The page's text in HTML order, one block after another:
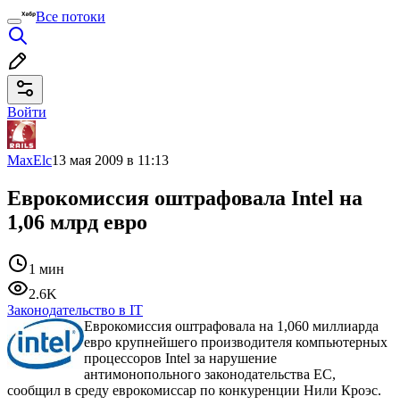
Все потоки
Войти
MaxElc13 мая 2009 в 11:13
Еврокомиссия оштрафовала Intel на
1,06 млрд евро
1 мин
2.6K
Законодательство в IT
Еврокомиссия оштрафовала на 1,060 миллиарда
евро крупнейшего производителя компьютерных
процессоров Intel за нарушение
антимонопольного законодательства ЕС,
сообщил в среду еврокомиссар по конкуренции Нили Кроэс.